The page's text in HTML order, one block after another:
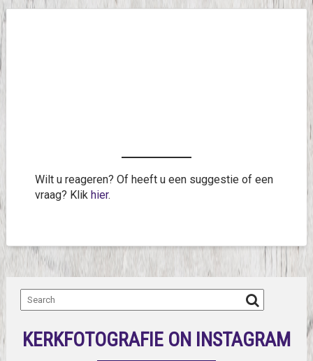
Wilt u reageren? Of heeft u een suggestie of een
vraag? Klikhier.
KERKFOTOGRAFIE ON INSTAGRAM